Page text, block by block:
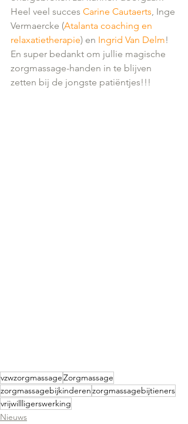
Heel veel succes Carine Cautaerts, Inge
Vermaercke (Atalanta coaching en
relaxatietherapie) en Ingrid Van Delm!
En super bedankt om jullie magische
zorgmassage-handen in te blijven
zetten bij de jongste patiëntjes!!!
vzwzorgmassageZorgmassage
zorgmassagebijkinderenzorgmassagebijtieners
vrijwillligerswerking
Nieuws